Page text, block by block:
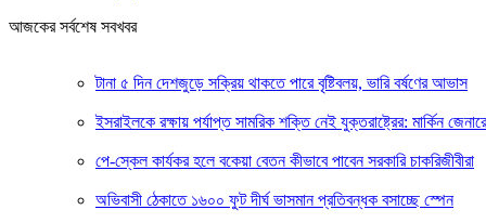
আজকের সর্বশেষ সবখবর
টানা ৫ দিন দেশজুড়ে সক্রিয় থাকতে পারে বৃষ্টিবলয়, ভারি বর্ষণের আভাস
ইসরাইলকে রক্ষায় পর্যাপ্ত সামরিক শক্তি নেই যুক্তরাষ্ট্রের: মার্কিন
পে-স্কেল কার্যকর হলে বকেয়া বেতন কীভাবে পাবেন সরকারি চাকরিজীবীরা
অভিবাসী ঠেকাতে ১৬০০ ফুট দীর্ঘ ভাসমান প্রতিবন্ধক বসাচ্ছে স্পেন